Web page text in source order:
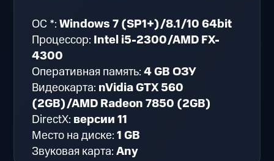
ОС *:Windows 7 (SP1+)/8.1/10 64bit
Процессор: Intel i5-2300/AMD FX-
4300
Оперативная память:4 GB ОЗУ
Видеокарта: nVidia GTX 560
(2GB)/AMD Radeon 7850 (2GB)
DirectX: версии 11
Место на диске:1 GB
Звуковая карта:Any